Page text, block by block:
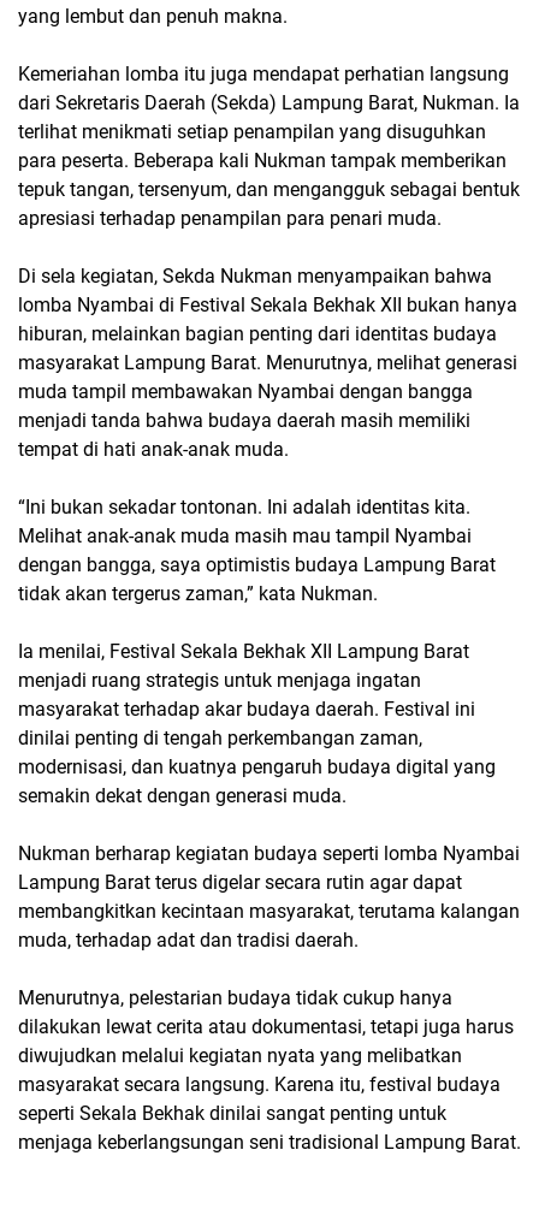
yang lembut dan penuh makna.
Kemeriahan lomba itu juga mendapat perhatian langsung
dari Sekretaris Daerah (Sekda) Lampung Barat, Nukman. Ia
terlihat menikmati setiap penampilan yang disuguhkan
para peserta. Beberapa kali Nukman tampak memberikan
tepuk tangan, tersenyum, dan mengangguk sebagai bentuk
apresiasi terhadap penampilan para penari muda.
Di sela kegiatan, Sekda Nukman menyampaikan bahwa
lomba Nyambai di Festival Sekala Bekhak XII bukan hanya
hiburan, melainkan bagian penting dari identitas budaya
masyarakat Lampung Barat. Menurutnya, melihat generasi
muda tampil membawakan Nyambai dengan bangga
menjadi tanda bahwa budaya daerah masih memiliki
tempat di hati anak-anak muda.
“Ini bukan sekadar tontonan. Ini adalah identitas kita.
Melihat anak-anak muda masih mau tampil Nyambai
dengan bangga, saya optimistis budaya Lampung Barat
tidak akan tergerus zaman,” kata Nukman.
Ia menilai, Festival Sekala Bekhak XII Lampung Barat
menjadi ruang strategis untuk menjaga ingatan
masyarakat terhadap akar budaya daerah. Festival ini
dinilai penting di tengah perkembangan zaman,
modernisasi, dan kuatnya pengaruh budaya digital yang
semakin dekat dengan generasi muda.
Nukman berharap kegiatan budaya seperti lomba Nyambai
Lampung Barat terus digelar secara rutin agar dapat
membangkitkan kecintaan masyarakat, terutama kalangan
muda, terhadap adat dan tradisi daerah.
Menurutnya, pelestarian budaya tidak cukup hanya
dilakukan lewat cerita atau dokumentasi, tetapi juga harus
diwujudkan melalui kegiatan nyata yang melibatkan
masyarakat secara langsung. Karena itu, festival budaya
seperti Sekala Bekhak dinilai sangat penting untuk
menjaga keberlangsungan seni tradisional Lampung Barat.